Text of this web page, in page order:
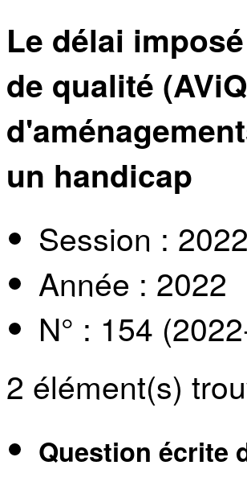
Le délai
de qualité
un handicap
Session :
Année : 2022
N° : 154
2 élément(s)
Question écrite